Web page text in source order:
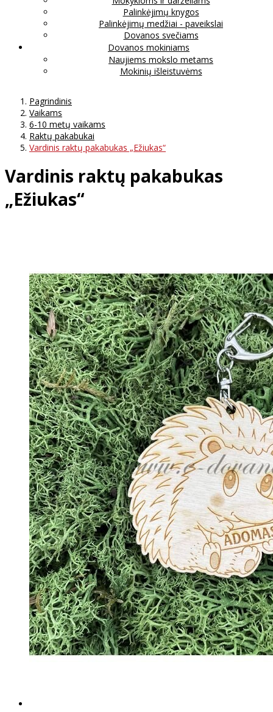
Palinkėjimų knygos
Palinkėjimų medžiai - paveikslai
Dovanos svečiams
Dovanos mokiniams
Naujiems mokslo metams
Mokinių išleistuvėms
Pagrindinis
Vaikams
6-10 metų vaikams
Raktų pakabukai
Vardinis raktų pakabukas „Ežiukas“
Vardinis raktų pakabukas
„Ežiukas“